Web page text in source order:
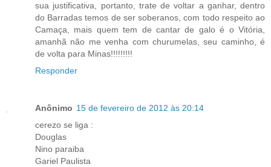
sua justificativa, portanto, trate de voltar a ganhar, dentro
do Barradas temos de ser soberanos, com todo respeito ao
Camaça, mais quem tem de cantar de galo é o Vitória,
amanhã não me venha com churumelas, seu caminho, é
de volta para Minas!!!!!!!!!
Responder
Anônimo 15 de fevereiro de 2012 às 20:14
cerezo se liga :
Douglas
Nino paraiba
Gariel Paulista